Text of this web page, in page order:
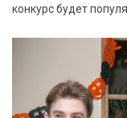
конкурс будет